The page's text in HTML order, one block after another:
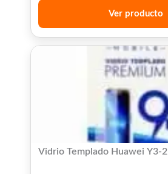
Ver producto
Vidrio Templado Huawei Y3-2